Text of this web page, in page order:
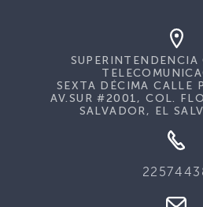
SUPERINTENDENCIA
SEXTA DÉCIMA CALLE
AV.SUR #2001, COL.
SALVADOR, EL